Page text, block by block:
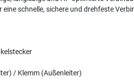
schnelle, sichere und drehfeste
/ Klemm (Außenleiter)